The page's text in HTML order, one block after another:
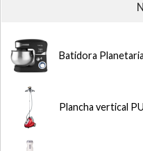
Batidora
Plancha vertical